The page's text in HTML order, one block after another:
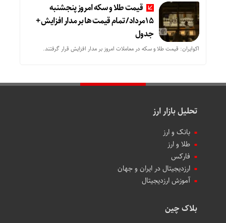
قیمت طلا و سکه امروز پنجشنبه
15مرداد/ تمام قیمت ها بر مدار افزایش +
جدول
اکوایران: قیمت طلا و سکه در معاملات امروز بر مدار افزایش قرار گرفتند.
تحلیل بازار ارز
بانک و ارز
طلا و ارز
فارکس
ارزدیجیتال در ایران و جهان
آموزش ارزدیجیتال
بلاک چین